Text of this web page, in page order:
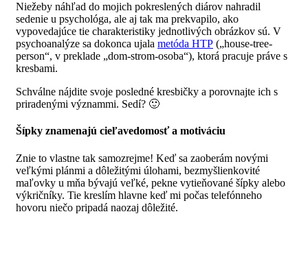
Niežeby náhľad do mojich pokreslených diárov nahradil
sedenie u psychológa, ale aj tak ma prekvapilo, ako
vypovedajúce tie charakteristiky jednotlivých obrázkov sú. V
psychoanalýze sa dokonca ujala metóda HTP („house-tree-
person“, v preklade „dom-strom-osoba“), ktorá pracuje práve s
kresbami.
Schválne nájdite svoje posledné kresbičky a porovnajte ich s
priradenými význammi. Sedí? 🙂
Šípky znamenajú cieľavedomosť a motiváciu
Znie to vlastne tak samozrejme! Keď sa zaoberám novými
veľkými plánmi a dôležitými úlohami, bezmyšlienkovité
maľovky u mňa bývajú veľké, pekne vytieňované šípky alebo
výkričníky. Tie kreslím hlavne keď mi počas telefónneho
hovoru niečo pripadá naozaj dôležité.